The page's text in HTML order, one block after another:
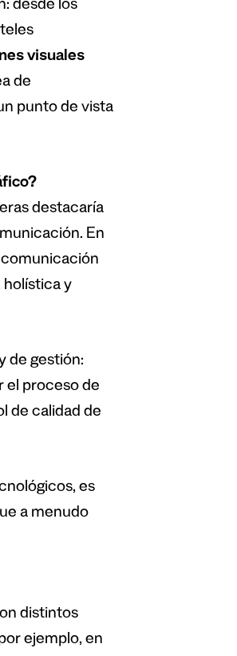
desde los
visuales
de
punto de vista
destacaría
En
comunicación
y
de gestión:
el proceso de
de calidad de
es
a menudo
distintos
ejemplo, en